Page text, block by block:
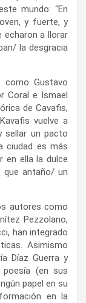
mundo: “En
y fuerte, y
echaron a llorar
la desgracia
como Gustavo
Coral e Ismael
de Cavafis,
vuelve a
sellar un pacto
ciudad es más
en ella la dulce
que antaño/ un
autores como
Pezzolano,
han integrado
Asimismo
Díaz Guerra y
poesía (en sus
papel en su
en la